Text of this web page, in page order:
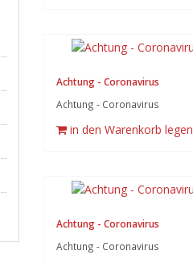
Achtung - Coronavirus
Achtung - Coronavirus
in den Warenkorb legen
Achtung - Coronavirus
Achtung - Coronavirus